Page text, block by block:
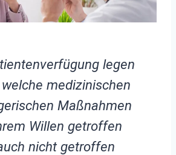
legen
medizinischen
Maßnahmen
Willen getroffen
nicht getroffen